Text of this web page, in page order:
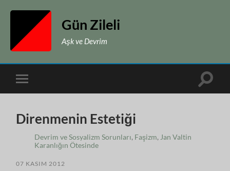
Gün Zileli
Aşk ve Devrim
Toggle
mobile
Toggle
Direnmenin Estetiği
Devrim ve Sosyalizm Sorunları, Faşizm, Jan Valtin
Karanlığın Ötesinde
07 KASIM 2012